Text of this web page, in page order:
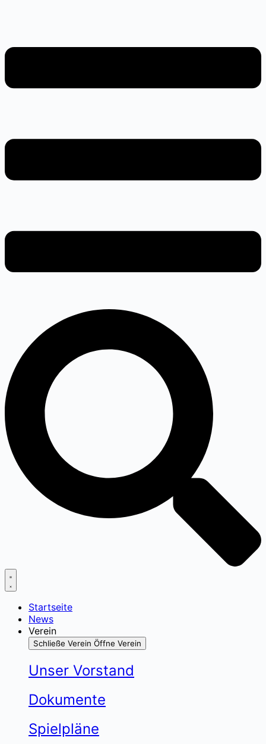
Startseite
News
Verein
Schließe Verein Öffne Verein
Unser Vorstand
Dokumente
Spielpläne